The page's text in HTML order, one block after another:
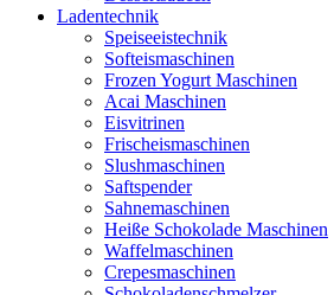
Ladentechnik
Speiseeistechnik
Softeismaschinen
Frozen Yogurt Maschinen
Acai Maschinen
Eisvitrinen
Frischeismaschinen
Slushmaschinen
Saftspender
Sahnemaschinen
Heiße Schokolade Maschinen
Waffelmaschinen
Crepesmaschinen